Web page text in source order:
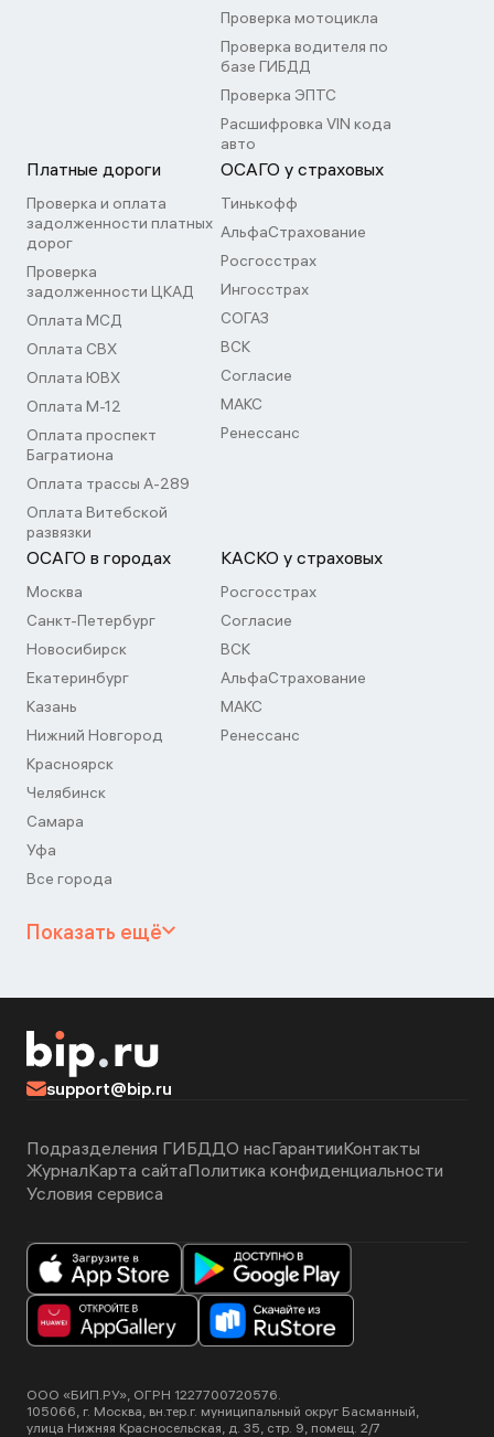
Проверка мотоцикла
Проверка водителя по
базе ГИБДД
Проверка ЭПТС
Расшифровка VIN кода
авто
Платные дороги
Проверка и оплата
задолженности платных
дорог
Проверка
задолженности ЦКАД
Оплата МСД
Оплата СВХ
Оплата ЮВХ
Оплата М-12
Оплата проспект
Багратиона
Оплата трассы А-289
Оплата Витебской
развязки
ОСАГО у страховых
Тинькофф
АльфаСтрахование
Росгосстрах
Ингосстрах
СОГАЗ
ВСК
Согласие
МАКС
Ренессанс
ОСАГО в городах
Москва
Санкт-Петербург
Новосибирск
Екатеринбург
Казань
Нижний Новгород
Красноярск
Челябинск
Самара
Уфа
Все города
КАСКО у страховых
Росгосстрах
Согласие
ВСК
АльфаСтрахование
МАКС
Ренессанс
Показать ещё
support@bip.ru
Подразделения ГИБДДО насГарантииКонтакты
ЖурналКарта сайтаПолитика конфиденциальности
Условия сервиса
ООО «БИП.РУ», ОГРН 1227700720576.
105066, г. Москва, вн.тер.г. муниципальный округ Басманный,
улица Нижняя Красносельская, д. 35, стр. 9, помещ. 2/7